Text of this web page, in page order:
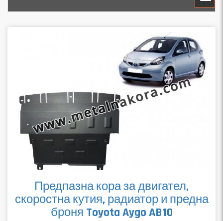
Предпазна кора за двигател,
скоростна кутия, радиатор и предна
броня Toyota Aygo AB10